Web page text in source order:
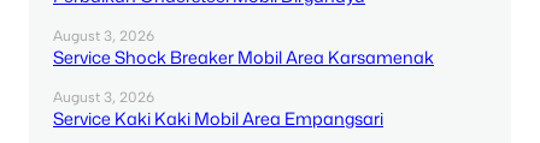
August 3, 2026
Service Shock Breaker Mobil Area Karsamenak
August 3, 2026
Service Kaki Kaki Mobil Area Empangsari